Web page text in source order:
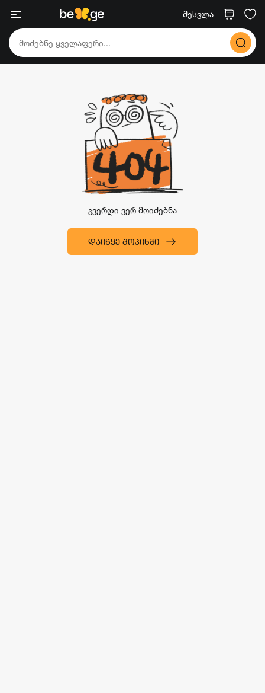
შესვლა
გვერდი ვერ მოიძებნა
ᲓᲐᲘᲬᲧᲔ ᲨᲝᲞᲘᲜᲒᲘ